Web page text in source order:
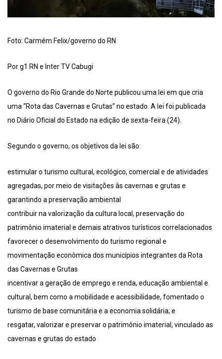
Foto: Carmém Felix/governo do RN
Por g1 RN e Inter TV Cabugi
O governo do Rio Grande do Norte publicou uma lei em que cria
uma “Rota das Cavernas e Grutas” no estado. A lei foi publicada
no Diário Oficial do Estado na edição de sexta-feira (24).
Segundo o governo, os objetivos da lei são:
estimular o turismo cultural, ecológico, comercial e de atividades
agregadas, por meio de visitações às cavernas e grutas e
garantindo a preservação ambiental
contribuir na valorização da cultura local, preservação do
patrimônio imaterial e demais atrativos turísticos correlacionados
favorecer o desenvolvimento do turismo regional e
movimentação econômica dos municípios integrantes da Rota
das Cavernas e Grutas
incentivar a geração de emprego e renda, educação ambiental e
cultural, bem como a mobilidade e acessibilidade, fomentado o
turismo de base comunitária e a economia solidária; e
resgatar, valorizar e preservar o patrimônio imaterial, vinculado as
cavernas e grutas do estado